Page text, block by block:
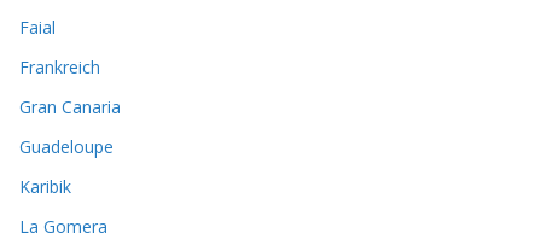
Faial
Frankreich
Gran Canaria
Guadeloupe
Karibik
La Gomera